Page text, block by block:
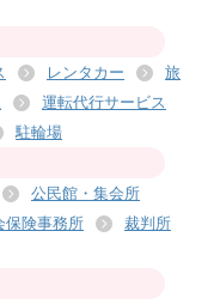
レンタカー
旅
運転代行サービス
駐輪場
公民館・集会所
保険事務所
裁判所